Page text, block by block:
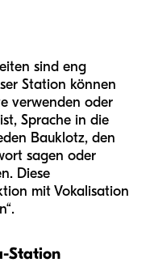
sind eng
Station können
verwenden oder
Sprache in die
Bauklotz, den
sagen oder
Diese
mit Vokalisation
Station